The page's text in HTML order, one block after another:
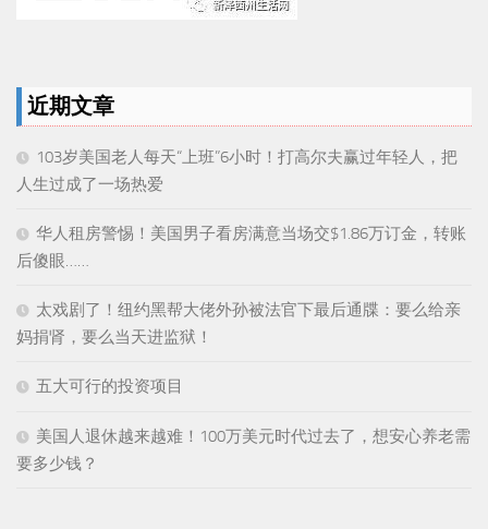
近期文章
103岁美国老人每天“上班”6小时！打高尔夫赢过年轻人，把
人生过成了一场热爱
华人租房警惕！美国男子看房满意当场交$1.86万订金，转账
后傻眼……
太戏剧了！纽约黑帮大佬外孙被法官下最后通牒：要么给亲
妈捐肾，要么当天进监狱！
五大可行的投资项目
美国人退休越来越难！100万美元时代过去了，想安心养老需
要多少钱？